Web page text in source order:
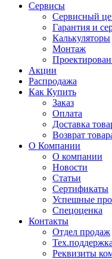
Сервисы
Сервисный
Гарантия и
Калькуляторы
Монтаж
Акции
Распродажа
Как Купить
Заказ
Оплата
Доставка
Возврат
О Компании
О компании
Новости
Статьи
Сертификаты
Успешные
Спецоценка
Контакты
Отдел продаж
Тех.поддержка
Реквизиты